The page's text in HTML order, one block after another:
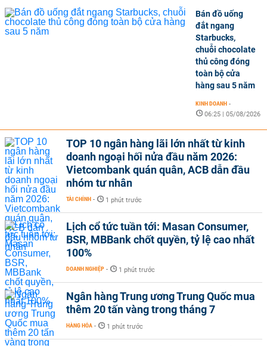
Bán đồ uống
đắt ngang
Starbucks,
chuỗi chocolate
thủ công đóng
toàn bộ cửa
hàng sau 5 năm
KINH DOANH -
06:25 | 05/08/2026
TOP 10 ngân hàng lãi lớn nhất từ kinh
doanh ngoại hối nửa đầu năm 2026:
Vietcombank quán quân, ACB dẫn đầu
nhóm tư nhân
TÀI CHÍNH - 1 phút trước
Lịch cổ tức tuần tới: Masan Consumer,
BSR, MBBank chốt quyền, tỷ lệ cao nhất
100%
DOANH NGHIỆP - 1 phút trước
Ngân hàng Trung ương Trung Quốc mua
thêm 20 tấn vàng trong tháng 7
HÀNG HÓA - 1 phút trước